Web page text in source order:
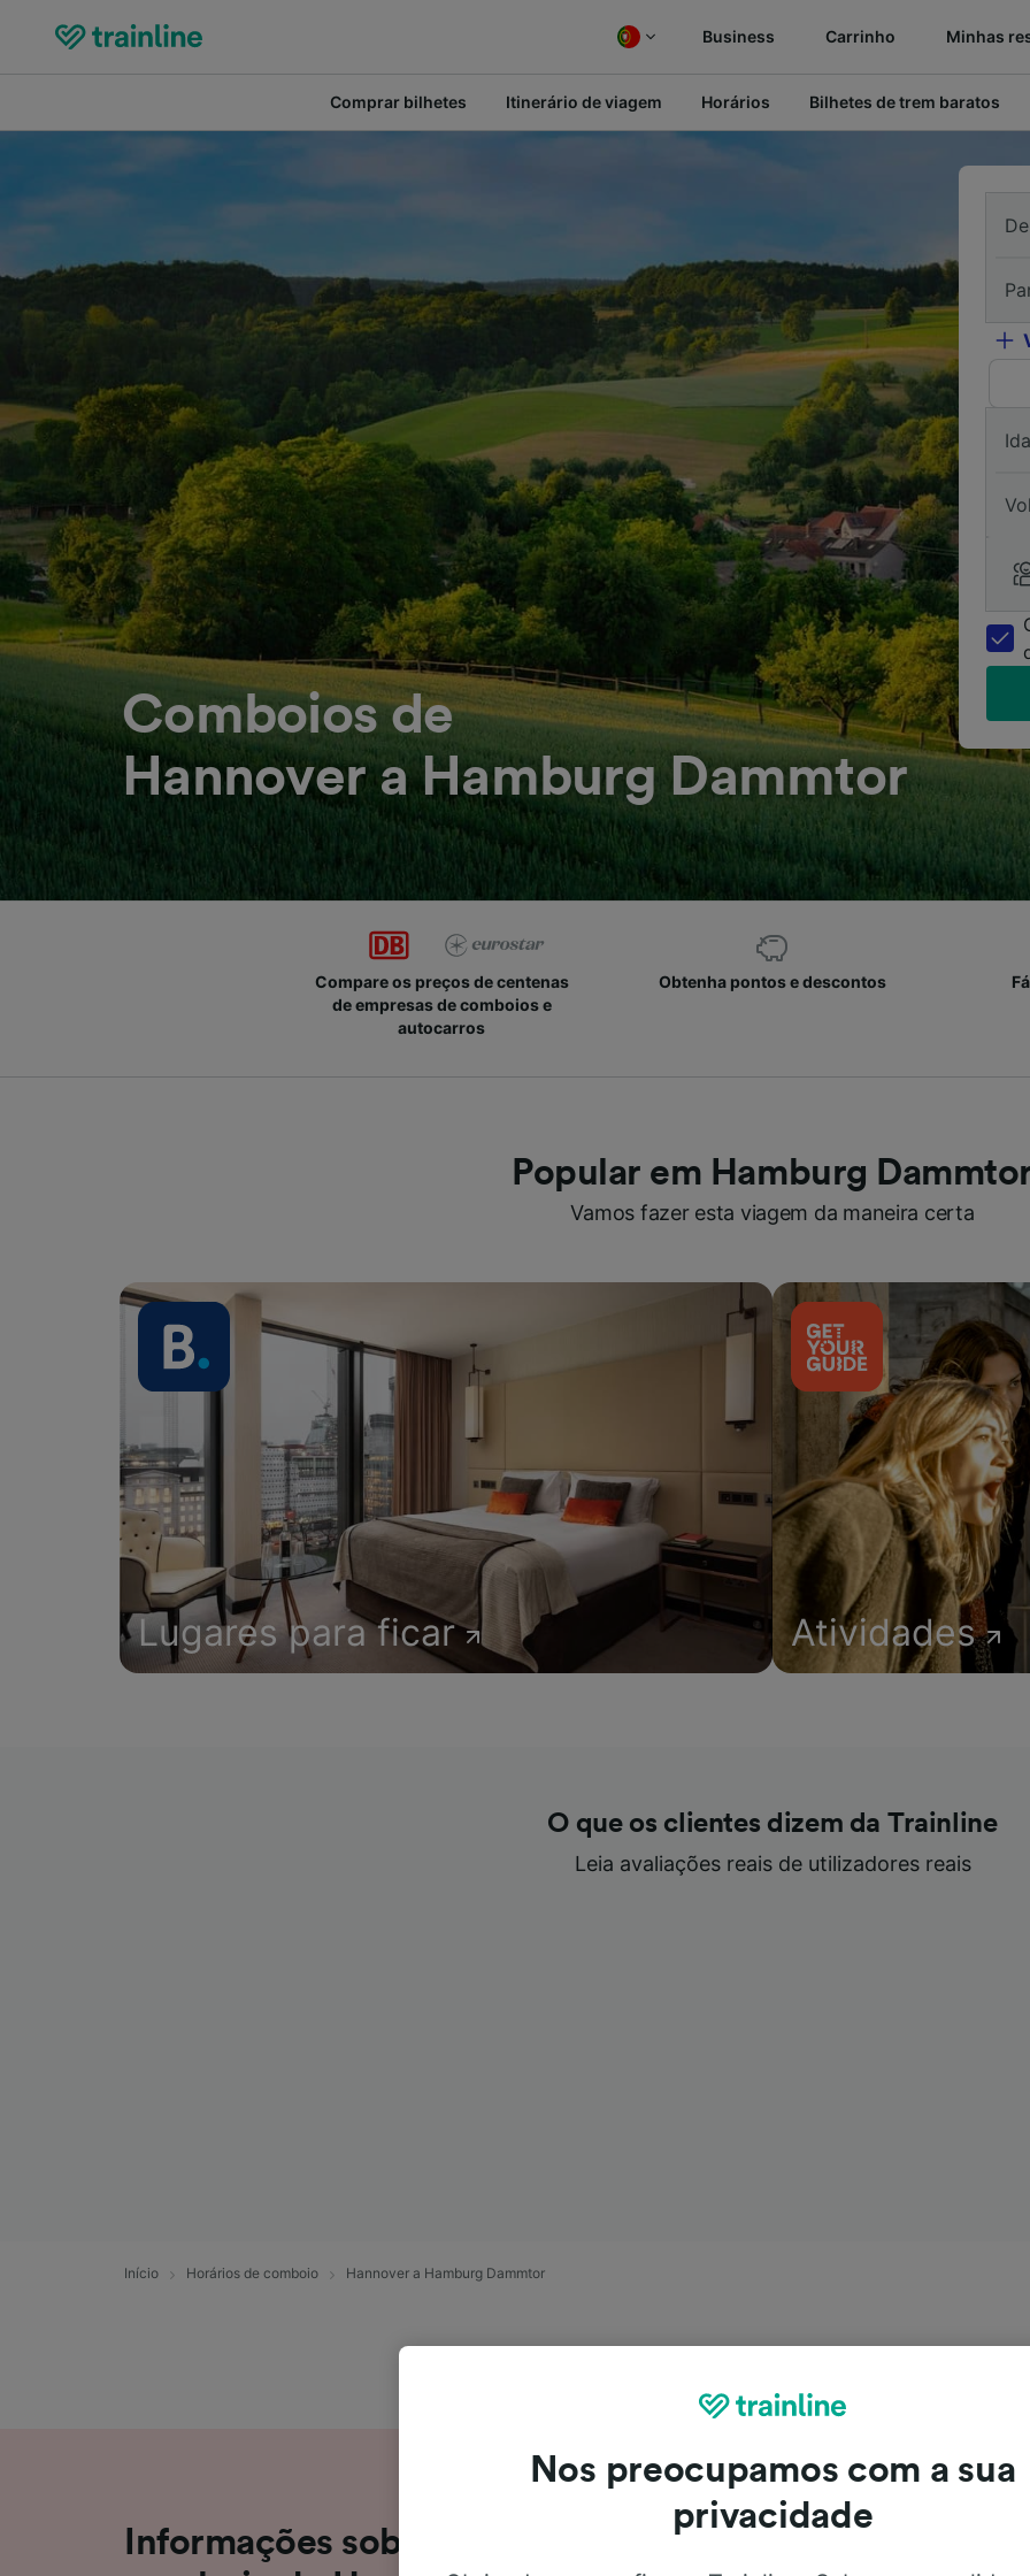
Business Carrinho Minhas
Comprar bilhetes Itinerário de viagem Horários Bilhetes de trem baratos
Comboios de
Hannover a Hamburg Dammtor
De
Ida
Compare os preços de centenas
de empresas de comboios e
autocarros
Obtenha pontos e descontos
Popular em Hamburg
Vamos fazer esta viagem da maneira certa
Lugares para ficar Atividades
O que os clientes dizem da Trainline
Leia avaliações reais de utilizadores reais
Início Horários de comboio Hannover a Hamburg Dammtor
Informações sobre a viagem de
Nos preocupamos com a sua
privacidade